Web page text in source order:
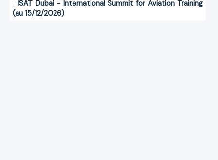
ISAT Dubai - International Summit for Aviation Training
(au 15/12/2026)